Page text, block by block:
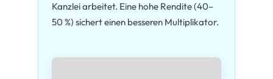
Kanzlei arbeitet. Eine hohe Rendite (40–
50 %) sichert einen besseren Multiplikator.